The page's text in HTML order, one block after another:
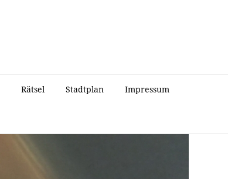
Rätsel Stadtplan Impressum